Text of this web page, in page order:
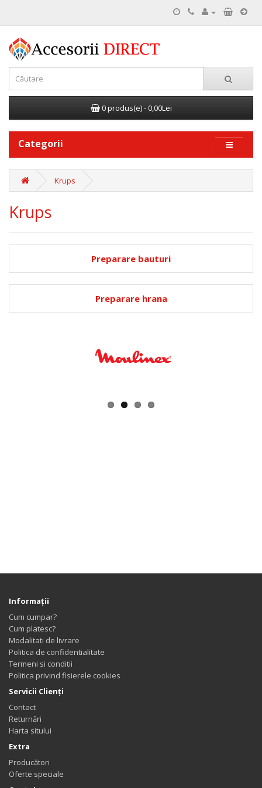
0 produs(e) - 0,00Lei
Categorii
Krups
Krups
Preparare bauturi
Preparare hrana
Informaţii
Cum cumpar?
Cum platesc?
Modalitati de livrare
Politica de confidentialitate
Termeni si conditii
Politica privind fisierele cookies
Servicii Clienţi
Contact
Returnări
Harta sitului
Extra
Producători
Oferte speciale